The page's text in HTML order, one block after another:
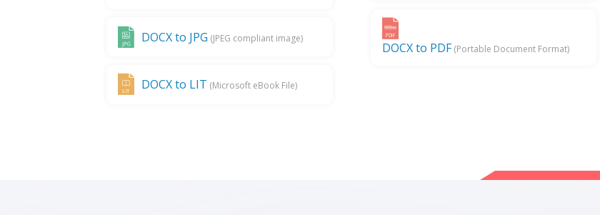
DOCX to JPG (JPEG compliant image)
DOCX to LIT (Microsoft eBook File)
DOCX to PDF(Portable Document Format)